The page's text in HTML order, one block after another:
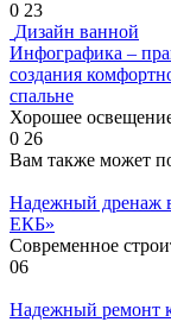
0 23
Дизайн ванной
Инфографика –
создания
спальне
Хорошее
0 26
Вам также может
Надежный дренаж
ЕКБ»
Современное
06
Надежный ремонт